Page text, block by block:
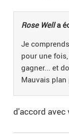
Rose Wella
Je
pour une
gagner... et
Mauvais
d'accord avec